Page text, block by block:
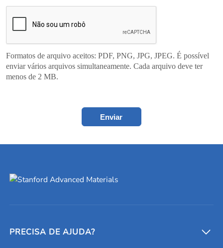
Formatos de arquivo aceitos: PDF, PNG, JPG, JPEG. É possível
enviar vários arquivos simultaneamente. Cada arquivo deve ter
menos de 2 MB.
Enviar
PRECISA DE AJUDA?